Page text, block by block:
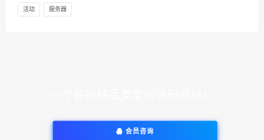
活动 服务器
会员咨询